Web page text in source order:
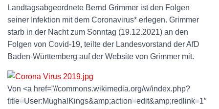
Landtagsabgeordnete Bernd Grimmer ist den Folgen
seiner Infektion mit dem Coronavirus* erlegen. Grimmer
starb in der Nacht zum Sonntag (19.12.2021) an den
Folgen von Covid-19, teilte der Landesvorstand der AfD
Baden-Württemberg auf der Website von Grimmer mit.
Von <a href=”//commons.wikimedia.org/w/index.php?
title=User:MughalKings&amp;action=edit&amp;redlink=1″